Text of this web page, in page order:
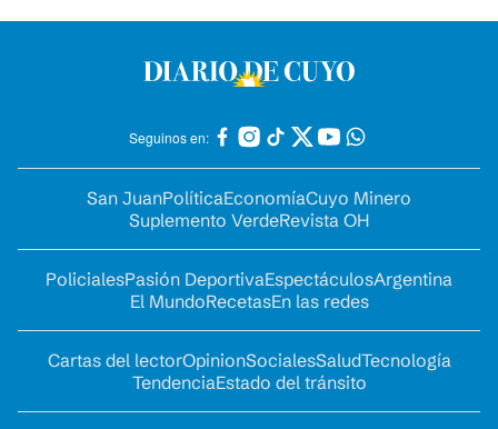
Seguinos en:
San JuanPolíticaEconomíaCuyo Minero
Suplemento VerdeRevista OH
PolicialesPasión DeportivaEspectáculosArgentina
El MundoRecetasEn las redes
Cartas del lectorOpinionSocialesSaludTecnología
TendenciaEstado del tránsito